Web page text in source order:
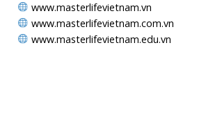
www.masterlifevietnam.vn
www.masterlifevietnam.com.vn
www.masterlifevietnam.edu.vn